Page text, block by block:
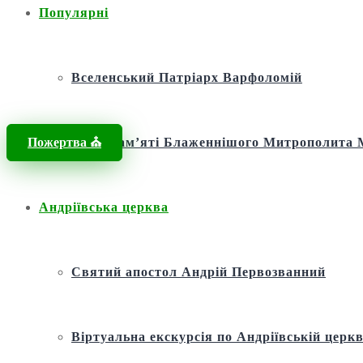
Популярні
Вселенський Патріарх Варфоломій
Фонд пам’яті Блаженнішого
Андріївська церква
Святий апостол Андрій Первозванний
Віртуальна екскурсія по Андріївській
Пожертва ⛪️